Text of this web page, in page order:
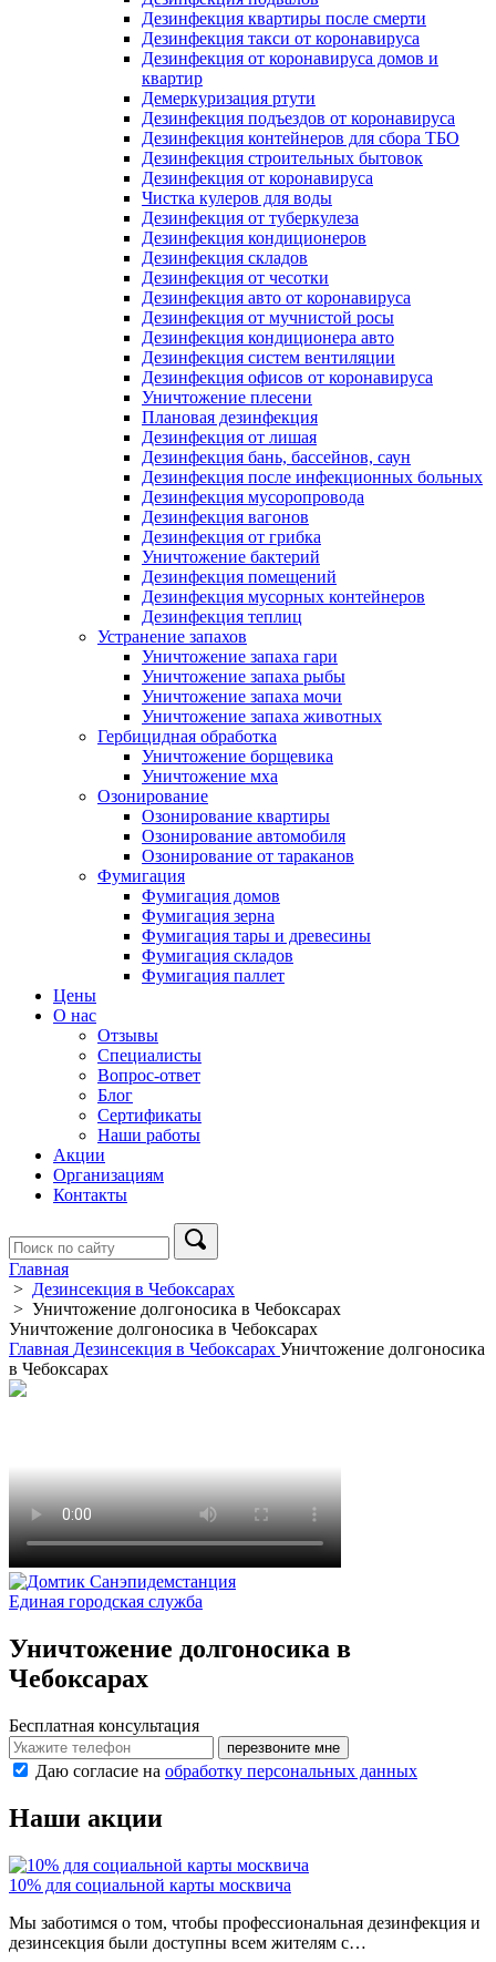
Дезинфекция квартиры после смерти
Дезинфекция такси от коронавируса
Дезинфекция от коронавируса домов и
квартир
Демеркуризация ртути
Дезинфекция подъездов от коронавируса
Дезинфекция контейнеров для сбора ТБО
Дезинфекция строительных бытовок
Дезинфекция от коронавируса
Чистка кулеров для воды
Дезинфекция от туберкулеза
Дезинфекция кондиционеров
Дезинфекция складов
Дезинфекция от чесотки
Дезинфекция авто от коронавируса
Дезинфекция от мучнистой росы
Дезинфекция кондиционера авто
Дезинфекция систем вентиляции
Дезинфекция офисов от коронавируса
Уничтожение плесени
Плановая дезинфекция
Дезинфекция от лишая
Дезинфекция бань, бассейнов, саун
Дезинфекция после инфекционных больных
Дезинфекция мусоропровода
Дезинфекция вагонов
Дезинфекция от грибка
Уничтожение бактерий
Дезинфекция помещений
Дезинфекция мусорных контейнеров
Дезинфекция теплиц
Устранение запахов
Уничтожение запаха гари
Уничтожение запаха рыбы
Уничтожение запаха мочи
Уничтожение запаха животных
Гербицидная обработка
Уничтожение борщевика
Уничтожение мха
Озонирование
Озонирование квартиры
Озонирование автомобиля
Озонирование от тараканов
Фумигация
Фумигация домов
Фумигация зерна
Фумигация тары и древесины
Фумигация складов
Фумигация паллет
Цены
О нас
Отзывы
Специалисты
Вопрос-ответ
Блог
Сертификаты
Наши работы
Акции
Организациям
Контакты
Главная
> Дезинсекция в Чебоксарах
> Уничтожение долгоносика в Чебоксарах
Уничтожение долгоносика в Чебоксарах
Главная Дезинсекция в Чебоксарах Уничтожение долгоносика
в Чебоксарах
Санэпидемстанция
Единая городская служба
Уничтожение долгоносика в
Чебоксарах
Бесплатная консультация
перезвоните мне
Даю согласие на обработку персональных данных
Наши акции
10% для социальной карты москвича
Мы заботимся о том, чтобы профессиональная дезинфекция и
дезинсекция были доступны всем жителям с…